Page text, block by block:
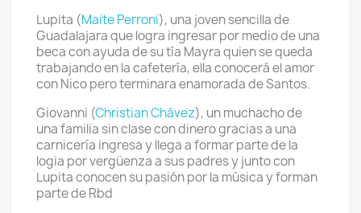
Lupita (Maite Perroni), una joven sencilla de
Guadalajara que logra ingresar por medio de una
beca con ayuda de su tía Mayra quien se queda
trabajando en la cafetería, ella conocerá el amor
con Nico pero terminara enamorada de Santos.
Giovanni (Christian Chávez), un muchacho de
una familia sin clase con dinero gracias a una
carnicería ingresa y llega a formar parte de la
logia por vergüenza a sus padres y junto con
Lupita conocen su pasión por la música y forman
parte de Rbd